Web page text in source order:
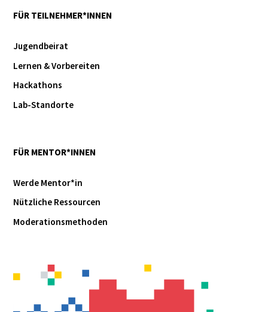
FÜR TEILNEHMER*INNEN
Jugendbeirat
Lernen & Vorbereiten
Hackathons
Lab-Standorte
FÜR MENTOR*INNEN
Werde Mentor*in
Nützliche Ressourcen
Moderationsmethoden